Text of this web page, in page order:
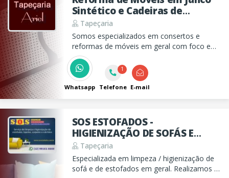
Sintético e Cadeiras de
Palhinha Natural Sintético
Ariel
Tapeçaria
Somos especializados em consertos e
reformas de móveis em geral com foco em
sofás e estofados em geral e tambem em
móveis de junco sintético, vime e palhinha.
Whatsapp
1
Telefone E-mail
SOS ESTOFADOS -
HIGIENIZAÇÃO DE SOFÁS E
TAPEÇARIA EM GERAL
Tapeçaria
Especializada em limpeza / higienização de
sofá e de estofados em geral. Realizamos a